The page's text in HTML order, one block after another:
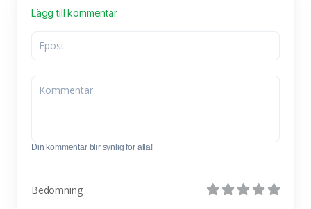
Lägg till kommentar
Din kommentar blir synlig för alla!
Bedömning